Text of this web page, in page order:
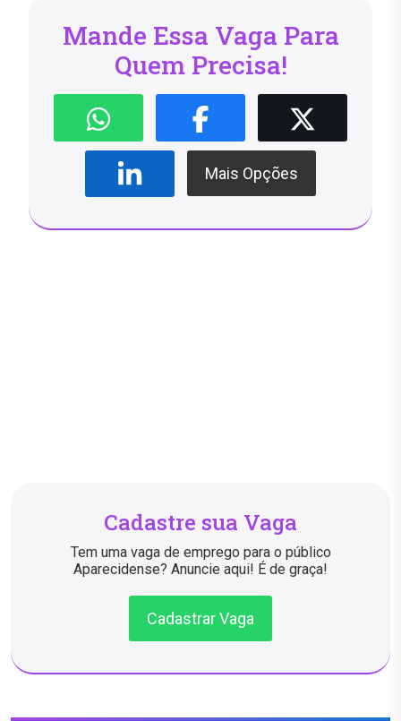
Mande Essa Vaga Para
Quem Precisa!
Mais Opções
Cadastre sua Vaga
Tem uma vaga de emprego para o público
Aparecidense? Anuncie aqui! É de graça!
Cadastrar Vaga